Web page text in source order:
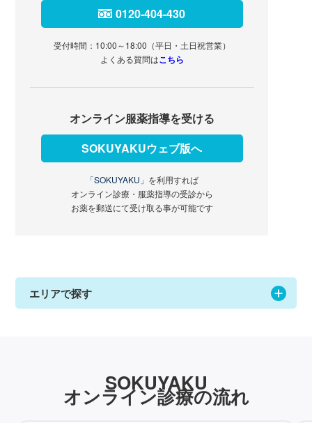
0120-404-430
受付時間：10:00～18:00（平日・土日祝営業）
よくある質問はこちら
オンライン服薬指導を受ける
SOKUYAKUウェブ版へ
「SOKUYAKU」 を利用すれば
オンライン診療・服薬指導の受診から
お薬を郵送にて受け取る事が可能です
エリアで探す
SOKUYAKU
オンライン診療の流れ